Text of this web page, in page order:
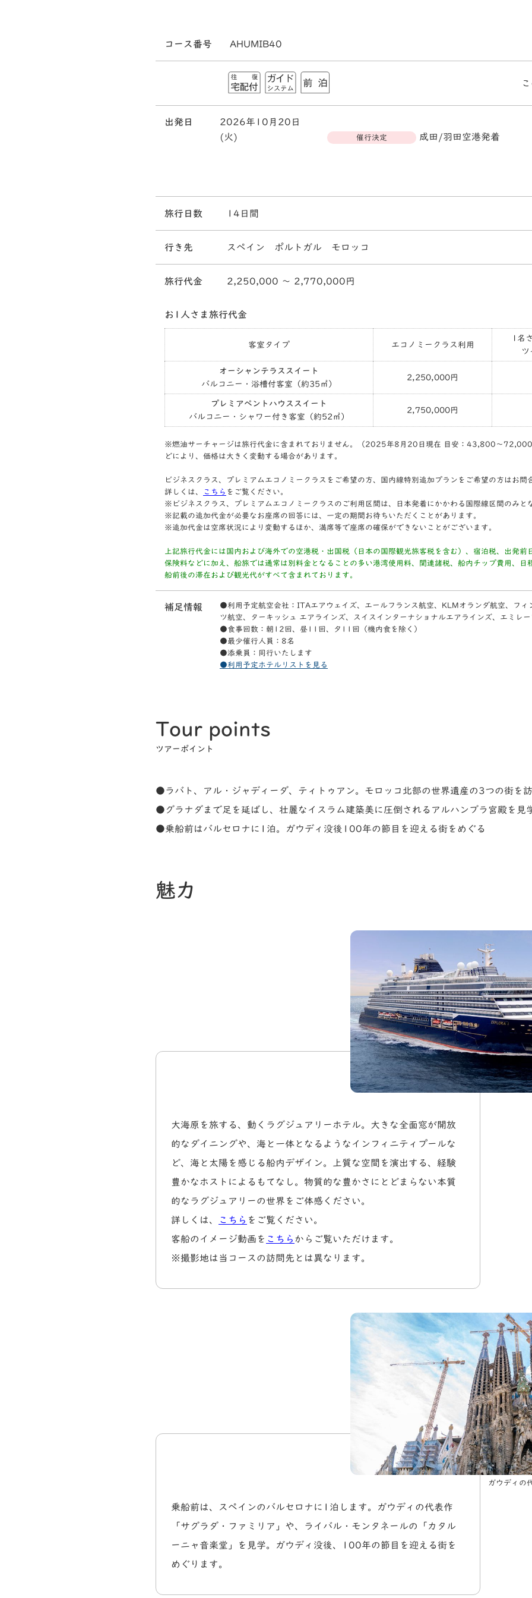
コース番号 AHUMIB40
出発日
2026年10月20日
(火)
催行決定 成田/羽田空港発着
旅行日数 14日間
行き先 スペイン ポルトガル モロッコ
旅行代金 2,250,000 〜 2,770,000円
お1人さま旅行代金
客室タイプ エコノミークラス利用
1名
ツ
オーシャンテラススイート
バルコニー・浴槽付客室（約35㎡）
2,250,000円
プレミアペントハウススイート
バルコニー・シャワー付き客室（約52㎡）
2,750,000円
※燃油サーチャージは旅行代金に含まれておりません。（2025年8月20日現在 目安：43,800〜72,000
どにより、価格は大きく変動する場合があります。
ビジネスクラス、プレミアムエコノミークラスをご希望の方、国内線特別追加プランをご希望の方はお問
詳しくは、
こちら をご覧ください。
※ビジネスクラス、プレミアムエコノミークラスのご利用区間は、日本発着にかかわる国際線区間のみと
※記載の追加代金が必要なお座席の回答には、一定の期間お待ちいただくことがあります。
※追加代金は空席状況により変動するほか、満席等で座席の確保ができないことがございます。
上記旅行代金には国内および海外での空港税・出国税（日本の国際観光旅客税を含む）、宿泊税、出発前
保険料などに加え、船旅では通常は別料金となることの多い港湾使用料、関連諸税、船内チップ費用、日
船前後の滞在および観光代がすべて含まれております。
補足情報
●利用予定航空会社：ITAエアウェイズ、エールフランス航空、KLMオランダ航空、フィ
ツ航空、ターキッシュ エアラインズ、スイスインターナショナルエアラインズ、エミレ
●食事回数：朝12回、昼11回、夕11回（機内食を除く）
●最少催行人員：8名
●添乗員：同行いたします
●利用予定ホテルリストを見る
Tour points
ツアーポイント
●ラバト、アル・ジャディーダ、ティトゥアン。モロッコ北部の世界遺産の3つの街を
●グラナダまで足を延ばし、壮麗なイスラム建築美に圧倒されるアルハンブラ宮殿を見
●乗船前はバルセロナに1泊。ガウディ没後100年の節目を迎える街をめぐる
魅力
大海原を旅する、動くラグジュアリーホテル。大きな全面窓が開放
的なダイニングや、海と一体となるようなインフィニティプールな
ど、海と太陽を感じる船内デザイン。上質な空間を演出する、経験
豊かなホストによるもてなし。物質的な豊かさにとどまらない本質
的なラグジュアリーの世界をご体感ください。
詳しくは、
こちら をご覧ください。
客船のイメージ動画を こちら からご覧いただけます。
※撮影地は当コースの訪問先とは異なります。
乗船前は、スペインのバルセロナに1泊します。ガウディの代表作
「サグラダ・ファミリア」や、ライバル・モンタネールの「カタル
ーニャ音楽堂」を見学。ガウディ没後、100年の節目を迎える街を
めぐります。
ガウディの